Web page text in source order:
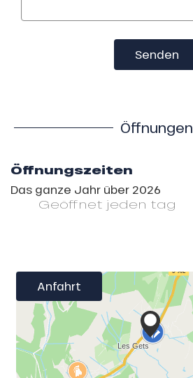
Senden
Öffnungen
Öffnungszeiten
Das ganze Jahr über 2026
Geöffnet jeden tag
Anfahrt